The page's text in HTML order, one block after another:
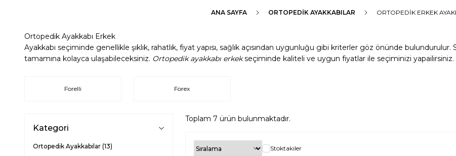
ANA SAYFA ORTOPEDIK AYAKKABILAR ORTOPEDIK ERKEK
Ortopedik Ayakkabı Erkek
Ayakkabı seçiminde genellikle şıklık, rahatlık, fiyat yapısı, sağlık açısından uygunluğu gibi kriterler göz önünde
tamamına kolayca ulaşabileceksiniz. Ortopedik ayakkabı erkekseçiminde kaliteli ve uygun fiyatlar ile seçiminizi yapailirsiniz.
Forelli Forex
Kategori
Ortopedik Ayakkabılar (13)
Toplam 7 ürün bulunmaktadır.
Stoktakiler